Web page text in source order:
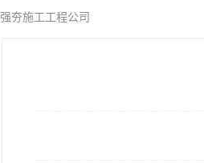
夯施工工程公司